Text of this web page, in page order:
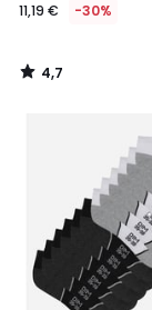
11,19 € -30%
4,7
/